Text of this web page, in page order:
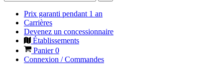
Prix garanti pendant 1 an
Carrières
Devenez un concessionnaire
Établissements
Panier0
Connexion / Commandes